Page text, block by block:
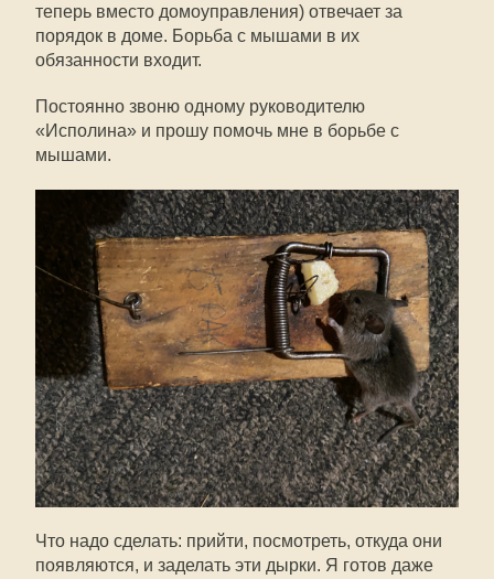
теперь вместо домоуправления) отвечает за
порядок в доме. Борьба с мышами в их
обязанности входит.
Постоянно звоню одному руководителю
«Исполина» и прошу помочь мне в борьбе с
мышами.
Что надо сделать: прийти, посмотреть, откуда они
появляются, и заделать эти дырки. Я готов даже